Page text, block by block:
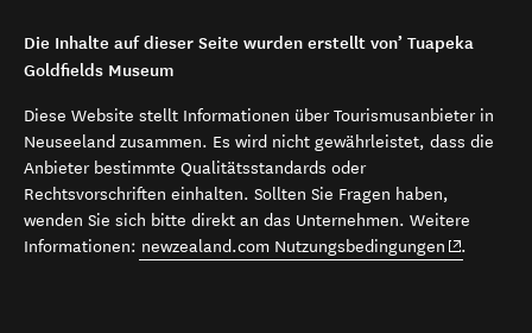
Die Inhalte auf dieser Seite wurden erstellt von’ Tuapeka
Goldfields Museum
Diese Website stellt Informationen über Tourismusanbieter in
Neuseeland zusammen. Es wird nicht gewährleistet, dass die
Anbieter bestimmte Qualitätsstandards oder
Rechtsvorschriften einhalten. Sollten Sie Fragen haben,
wenden Sie sich bitte direkt an das Unternehmen. Weitere
Informationen: newzealand.com Nutzungsbedingungen (opens in
.